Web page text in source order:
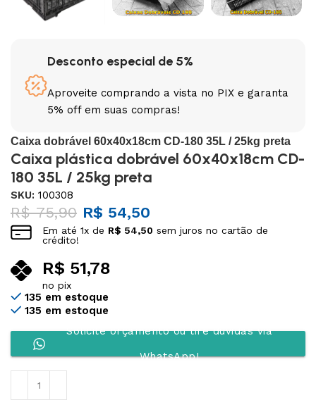
Desconto especial de 5%
Aproveite comprando a vista no PIX e garanta
5% off em suas compras!
Caixa dobrável 60x40x18cm CD-180 35L / 25kg preta
Caixa plástica dobrável 60x40x18cm CD-
180 35L / 25kg preta
SKU:100308
R$75,90 R$ 54,50
Em até1x de R$ 54,50 sem juros no cartão de
crédito!
R$ 51,78
no pix
135 em estoque
135 em estoque
Solicite orçamento ou tire dúvidas via
WhatsApp!